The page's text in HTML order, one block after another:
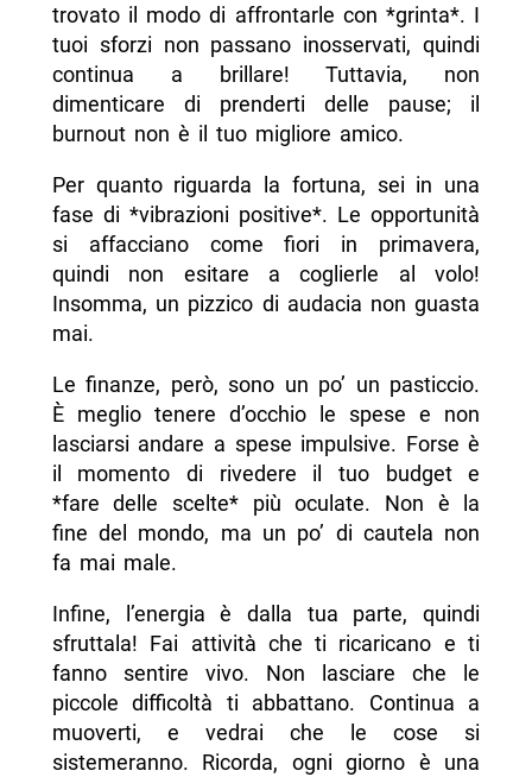
trovato il modo di affrontarle con *grinta*. I
tuoi sforzi non passano inosservati, quindi
continua a brillare! Tuttavia, non
dimenticare di prenderti delle pause; il
burnout non è il tuo migliore amico.
Per quanto riguarda la fortuna, sei in una
fase di *vibrazioni positive*. Le opportunità
si affacciano come fiori in primavera,
quindi non esitare a coglierle al volo!
Insomma, un pizzico di audacia non guasta
mai.
Le finanze, però, sono un po’ un pasticcio.
È meglio tenere d’occhio le spese e non
lasciarsi andare a spese impulsive. Forse è
il momento di rivedere il tuo budget e
*fare delle scelte* più oculate. Non è la
fine del mondo, ma un po’ di cautela non
fa mai male.
Infine, l’energia è dalla tua parte, quindi
sfruttala! Fai attività che ti ricaricano e ti
fanno sentire vivo. Non lasciare che le
piccole difficoltà ti abbattano. Continua a
muoverti, e vedrai che le cose si
sistemeranno. Ricorda, ogni giorno è una